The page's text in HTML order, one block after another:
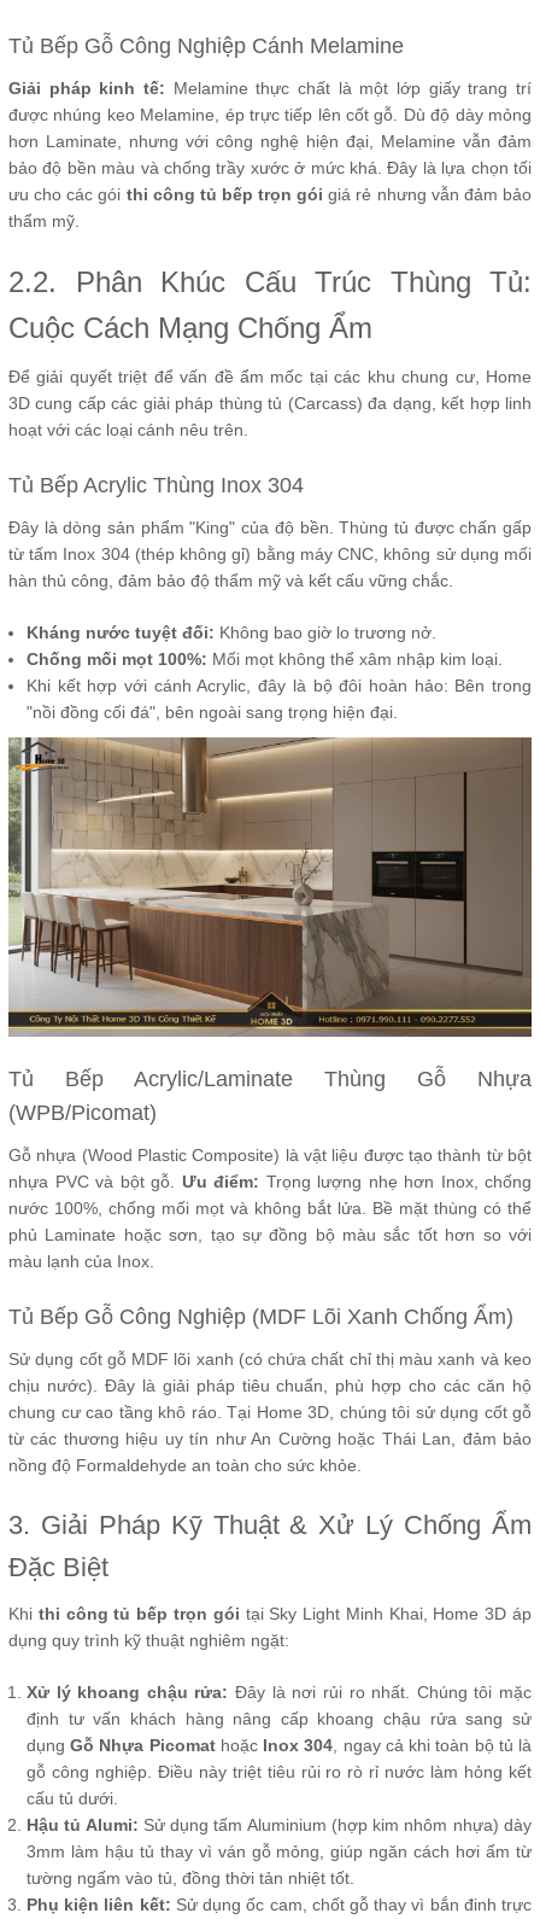
Tủ Bếp Gỗ Công Nghiệp Cánh Melamine
Giải pháp kinh tế: Melamine thực chất là một lớp giấy trang trí
được nhúng keo Melamine, ép trực tiếp lên cốt gỗ. Dù độ dày mỏng
hơn Laminate, nhưng với công nghệ hiện đại, Melamine vẫn đảm
bảo độ bền màu và chống trầy xước ở mức khá. Đây là lựa chọn tối
ưu cho các gói thi công tủ bếp trọn gói giá rẻ nhưng vẫn đảm bảo
thẩm mỹ.
2.2. Phân Khúc Cấu Trúc Thùng Tủ:
Cuộc Cách Mạng Chống Ẩm
Để giải quyết triệt để vấn đề ẩm mốc tại các khu chung cư, Home
3D cung cấp các giải pháp thùng tủ (Carcass) đa dạng, kết hợp linh
hoạt với các loại cánh nêu trên.
Tủ Bếp Acrylic Thùng Inox 304
Đây là dòng sản phẩm "King" của độ bền. Thùng tủ được chấn gấp
từ tấm Inox 304 (thép không gỉ) bằng máy CNC, không sử dụng mối
hàn thủ công, đảm bảo độ thẩm mỹ và kết cấu vững chắc.
Kháng nước tuyệt đối: Không bao giờ lo trương nở.
Chống mối mọt 100%: Mối mọt không thể xâm nhập kim loại.
Khi kết hợp với cánh Acrylic, đây là bộ đôi hoàn hảo: Bên trong
"nồi đồng cối đá", bên ngoài sang trọng hiện đại.
Tủ Bếp Acrylic/Laminate Thùng Gỗ Nhựa
(WPB/Picomat)
Gỗ nhựa (Wood Plastic Composite) là vật liệu được tạo thành từ bột
nhựa PVC và bột gỗ. Ưu điểm: Trọng lượng nhẹ hơn Inox, chống
nước 100%, chống mối mọt và không bắt lửa. Bề mặt thùng có thể
phủ Laminate hoặc sơn, tạo sự đồng bộ màu sắc tốt hơn so với
màu lạnh của Inox.
Tủ Bếp Gỗ Công Nghiệp (MDF Lõi Xanh Chống Ẩm)
Sử dụng cốt gỗ MDF lõi xanh (có chứa chất chỉ thị màu xanh và keo
chịu nước). Đây là giải pháp tiêu chuẩn, phù hợp cho các căn hộ
chung cư cao tầng khô ráo. Tại Home 3D, chúng tôi sử dụng cốt gỗ
từ các thương hiệu uy tín như An Cường hoặc Thái Lan, đảm bảo
nồng độ Formaldehyde an toàn cho sức khỏe.
3. Giải Pháp Kỹ Thuật & Xử Lý Chống Ẩm
Đặc Biệt
Khi thi công tủ bếp trọn gói tại Sky Light Minh Khai, Home 3D áp
dụng quy trình kỹ thuật nghiêm ngặt:
Xử lý khoang chậu rửa: Đây là nơi rủi ro nhất. Chúng tôi mặc
định tư vấn khách hàng nâng cấp khoang chậu rửa sang sử
dụngGỗ Nhựa Picomathoặc Inox 304 , ngay cả khi toàn bộ tủ là
gỗ công nghiệp. Điều này triệt tiêu rủi ro rò rỉ nước làm hỏng kết
cấu tủ dưới.
Hậu tủ Alumi: Sử dụng tấm Aluminium (hợp kim nhôm nhựa) dày
3mm làm hậu tủ thay vì ván gỗ mỏng, giúp ngăn cách hơi ẩm từ
tường ngấm vào tủ, đồng thời tản nhiệt tốt.
Phụ kiện liên kết: Sử dụng ốc cam, chốt gỗ thay vì bắn đinh trực